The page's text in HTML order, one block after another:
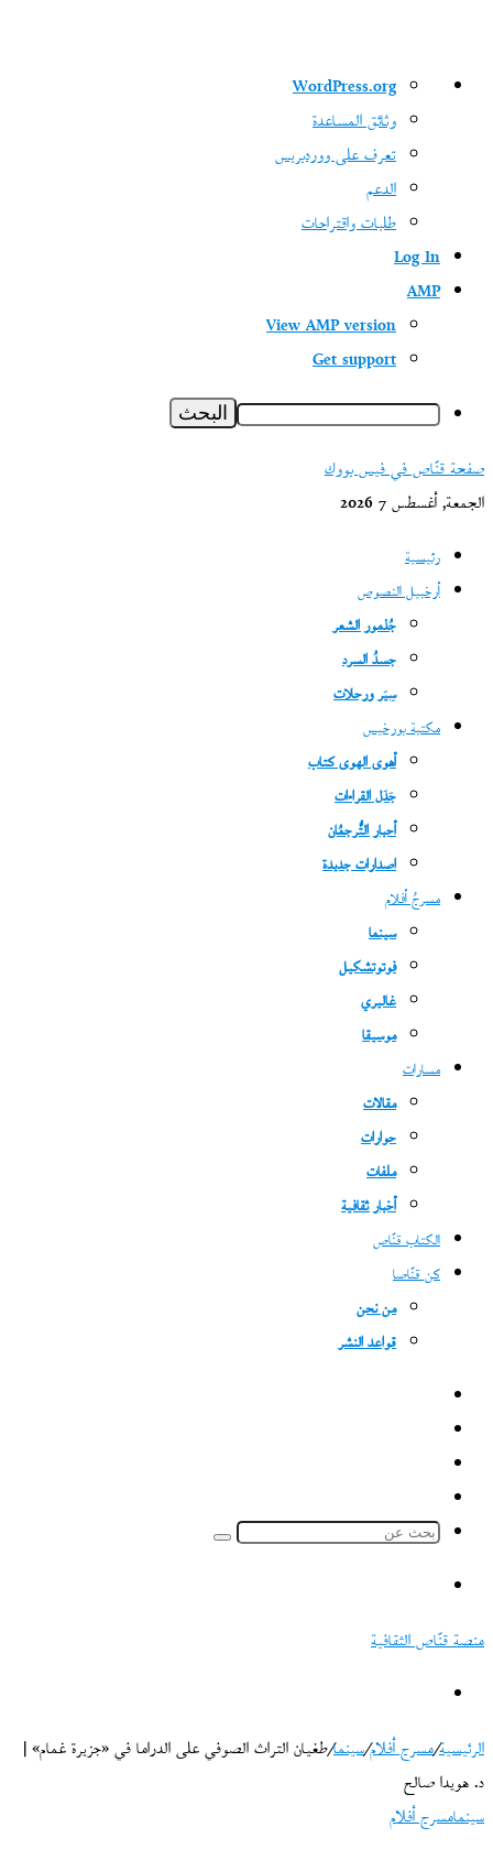
ووردبريس
WordPress.org
وثائق المساعدة
تعرف على ووردبريس
الدعم
طلبات واقتراحات
Log In
AMP
View AMP version
Get support
البحث
صفحة قنّاص في فيس بووك
الجمعة, أغسطس 7 2026
رئيسية
أرخبيل النصوص
جُذمور الشعر
جسدُ السرد
سِيَر ورحلات
مكتبة بورخيس
أهوى الهوى كتاب
جَدَل القراءات
أحبار التُّرجمُان
اصدارات جديدة
مسرحُ أفلام
سينما
فوتوتشكيل
غاليري
موسيقا
مسارات
مقالات
حوارات
ملفات
أخبار ثقافية
الكتاب قنّاص
كن قنّاصا
من نحن
قواعد النشر
الموقع
منصة قنّاص الثقافية
الرئيسية/مسرح أفلام/سينما/طغيان التراث الصوفي على الدراما في «جزيرة غمام» |
د. هويدا صالح
سينمامسرح أفلام